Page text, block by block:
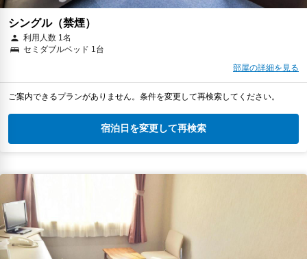
シングル（禁煙）
利用人数 1名
セミダブルベッド 1台
部屋の詳細を見る
ご案内できるプランがありません。条件を変更して再検索してください。
宿泊日を変更して再検索